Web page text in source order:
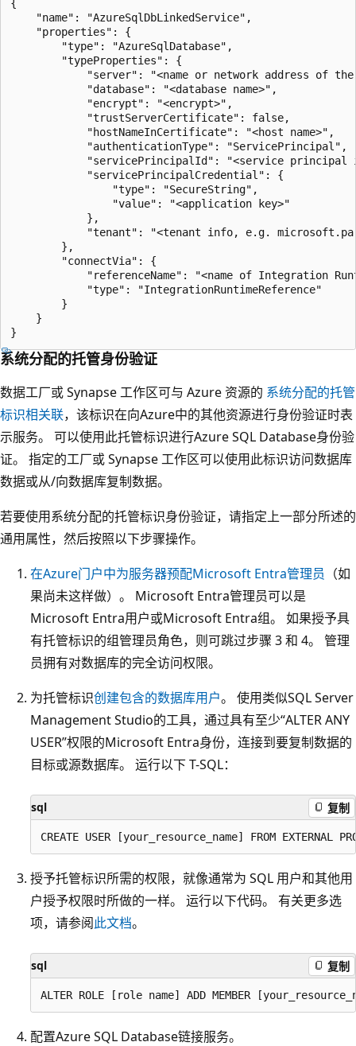
{
    "name": "AzureSqlDbLinkedService",
    "properties": {
        "type": "AzureSqlDatabase",
        "typeProperties": {
"server": "<name or network address of
            "database": "<database name>",
            "encrypt": "<encrypt>",
            "trustServerCertificate": false,
            "hostNameInCertificate": "<host name>",
            "authenticationType": "ServicePrincipal",
"servicePrincipalId": "<service principal
            "servicePrincipalCredential": {
                "type": "SecureString",
                "value": "<application key>"
            },
"tenant": "<tenant info, e.g.
        },
        "connectVia": {
"referenceName": "<name of Integration
            "type": "IntegrationRuntimeReference"
        }
    }
系统分配的托管身份验证
数据工厂或 Synapse 工作区可与 Azure 资源的 系统分配的托管
标识相关联，该标识在向Azure中的其他资源进行身份验证时表
示服务。 可以使用此托管标识进行Azure SQL Database身份验
证。 指定的工厂或 Synapse 工作区可以使用此标识访问数据库
数据或从/向数据库复制数据。
若要使用系统分配的托管标识身份验证，请指定上一部分所述的
通用属性，然后按照以下步骤操作。
在Azure门户中为服务器预配Microsoft Entra管理员 （如
果尚未这样做）。 Microsoft Entra管理员可以是
Microsoft Entra用户或Microsoft Entra组。 如果授予具
有托管标识的组管理员角色，则可跳过步骤 3 和 4。 管理
员拥有对数据库的完全访问权限。
为托管标识创建包含的数据库用户。 使用类似SQL Server
Management Studio的工具，通过具有至少“ALTER ANY
USER”权限的Microsoft Entra身份，连接到要复制数据的
目标或源数据库。 运行以下 T-SQL：
sql 复制
授予托管标识所需的权限，就像通常为 SQL 用户和其他用
户授予权限时所做的一样。 运行以下代码。 有关更多选
项，请参阅此文档。
sql 复制
配置Azure SQL Database链接服务。